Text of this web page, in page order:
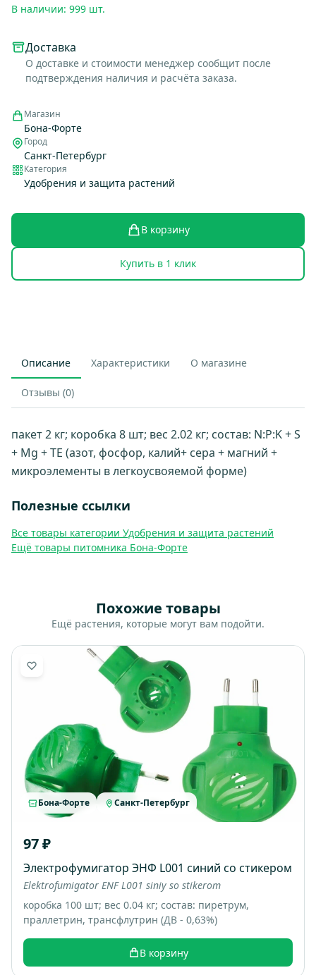
В наличии: 999 шт.
Доставка
О доставке и стоимости менеджер сообщит после
подтверждения наличия и расчёта заказа.
Магазин
Бона-Форте
Город
Санкт-Петербург
Категория
Удобрения и защита растений
В корзину
Купить в 1 клик
Описание Характеристики О магазине
Отзывы (0)
пакет 2 кг; коробка 8 шт; вес 2.02 кг; состав: N:P:K + S
+ Mg + TE (азот, фосфор, калий+ сера + магний +
микроэлементы в легкоусвояемой форме)
Полезные ссылки
Все товары категории Удобрения и защита растений
Ещё товары питомника Бона-Форте
Похожие товары
Ещё растения, которые могут вам подойти.
Бона-Форте Санкт-Петербург
97 ₽
Электрофумигатор ЭНФ L001 синий со стикером
Elektrofumigator ENF L001 siniy so stikerom
коробка 100 шт; вес 0.04 кг; состав: пиретрум,
праллетрин, трансфлутрин (ДВ - 0,63%)
В корзину